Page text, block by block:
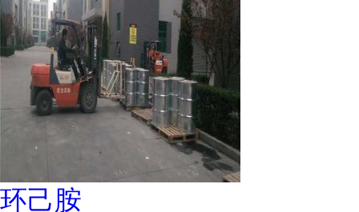
环己胺